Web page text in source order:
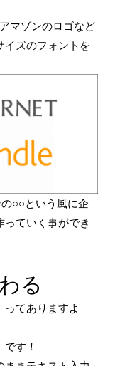
マゾンのロゴなど
イズのフォントを
○○という風に企
ていく事ができ
る
ってありますよ
す！